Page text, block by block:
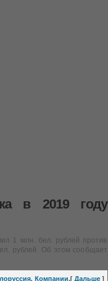
в 2019 году
1 млн. бел. рублей против
рублей. Об этом сообщает
[Дальше ]
, Компании,